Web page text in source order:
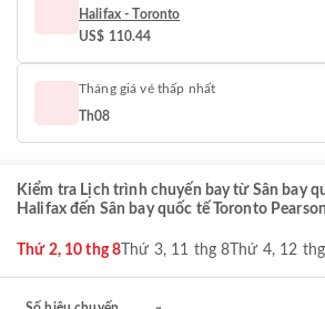
Halifax - Toronto
US$ 110.44
Tháng giá vé thấp nhất
Th08
Kiểm tra Lịch trình chuyến bay từ Sân bay
Halifax đến Sân bay quốc tế Toronto Pearson
Thứ 2, 10 thg 8 Thứ 3, 11 thg 8 Thứ 4, 12